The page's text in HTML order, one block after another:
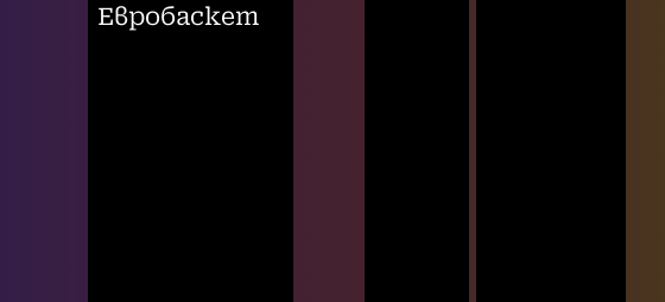
Евробаскет